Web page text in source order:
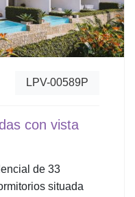
LPV-00589P
con vista
de 33
situada